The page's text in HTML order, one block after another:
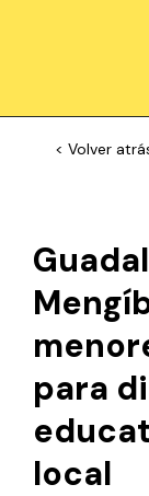
< Volver
para
local